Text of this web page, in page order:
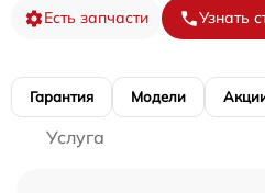
Есть запчасти Узнать
Гарантия Модели
Услуга